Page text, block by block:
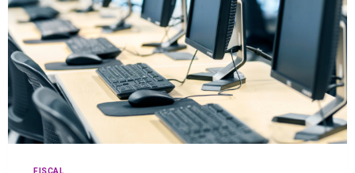
FISCAL